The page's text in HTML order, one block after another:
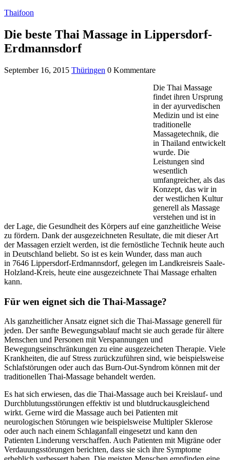
Thaifoon
Die beste Thai Massage in Lippersdorf-
Erdmannsdorf
September 16, 2015 Thüringen 0 Kommentare
Die Thai Massage
findet ihren Ursprung
in der ayurvedischen
Medizin und ist eine
traditionelle
Massagetechnik, die
in Thailand entwickelt
wurde. Die
Leistungen sind
wesentlich
umfangreicher, als das
Konzept, das wir in
der westlichen Kultur
generell als Massage
verstehen und ist in
der Lage, die Gesundheit des Körpers auf eine ganzheitliche Weise
zu fördern. Dank der ausgezeichneten Resultate, die mit dieser Art
der Massagen erzielt werden, ist die fernöstliche Technik heute auch
in Deutschland beliebt. So ist es kein Wunder, dass man auch
in 7646 Lippersdorf-Erdmannsdorf, gelegen im Landkreisreis Saale-
Holzland-Kreis, heute eine ausgezeichnete Thai Massage erhalten
kann.
Für wen eignet sich die Thai-Massage?
Als ganzheitlicher Ansatz eignet sich die Thai-Massage generell für
jeden. Der sanfte Bewegungsablauf macht sie auch gerade für ältere
Menschen und Personen mit Verspannungen und
Bewegungseinschränkungen zu eine ausgezeicheten Therapie. Viele
Krankheiten, die auf Stress zurückzuführen sind, wie beispielsweise
Schlafstörungen oder auch das Burn-Out-Syndrom können mit der
traditionellen Thai-Massage behandelt werden.
Es hat sich erwiesen, das die Thai-Massage auch bei Kreislauf- und
Durchblutungsstörungen effektiv ist und blutdruckausgleichend
wirkt. Gerne wird die Massage auch bei Patienten mit
neurologischen Störungen wie beispielsweise Multipler Sklerose
oder auch nach einem Schlaganfall eingesetzt und kann den
Patienten Linderung verschaffen. Auch Patienten mit Migräne oder
Verdauungsstörungen berichten, dass sie sich ihre Symptome